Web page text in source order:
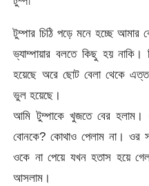
টুম্পার চিঠি পড়ে মনে হচ্ছে
ভ্যাম্পায়ার বলতে কিছু হয় নাকি।
হয়েছে অরে ছোট বেলা থেকে
ভুল হয়েছে।
আমি টুম্পাকে খুজতে বের
বোনকে? কোথাও পেলাম না। ওর
ওকে না পেয়ে যখন হতাস হয়ে
আসলাম।